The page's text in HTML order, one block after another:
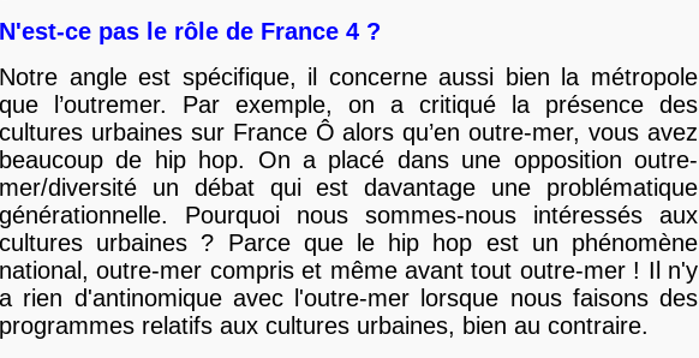
N'est-ce pas le rôle de France 4 ?
Notre angle est spécifique, il concerne aussi bien la métropole
que l’outremer. Par exemple, on a critiqué la présence des
cultures urbaines sur France Ô alors qu’en outre-mer, vous avez
beaucoup de hip hop. On a placé dans une opposition outre-
mer/diversité un débat qui est davantage une problématique
générationnelle. Pourquoi nous sommes-nous intéressés aux
cultures urbaines ? Parce que le hip hop est un phénomène
national, outre-mer compris et même avant tout outre-mer ! Il n'y
a rien d'antinomique avec l'outre-mer lorsque nous faisons des
programmes relatifs aux cultures urbaines, bien au contraire.